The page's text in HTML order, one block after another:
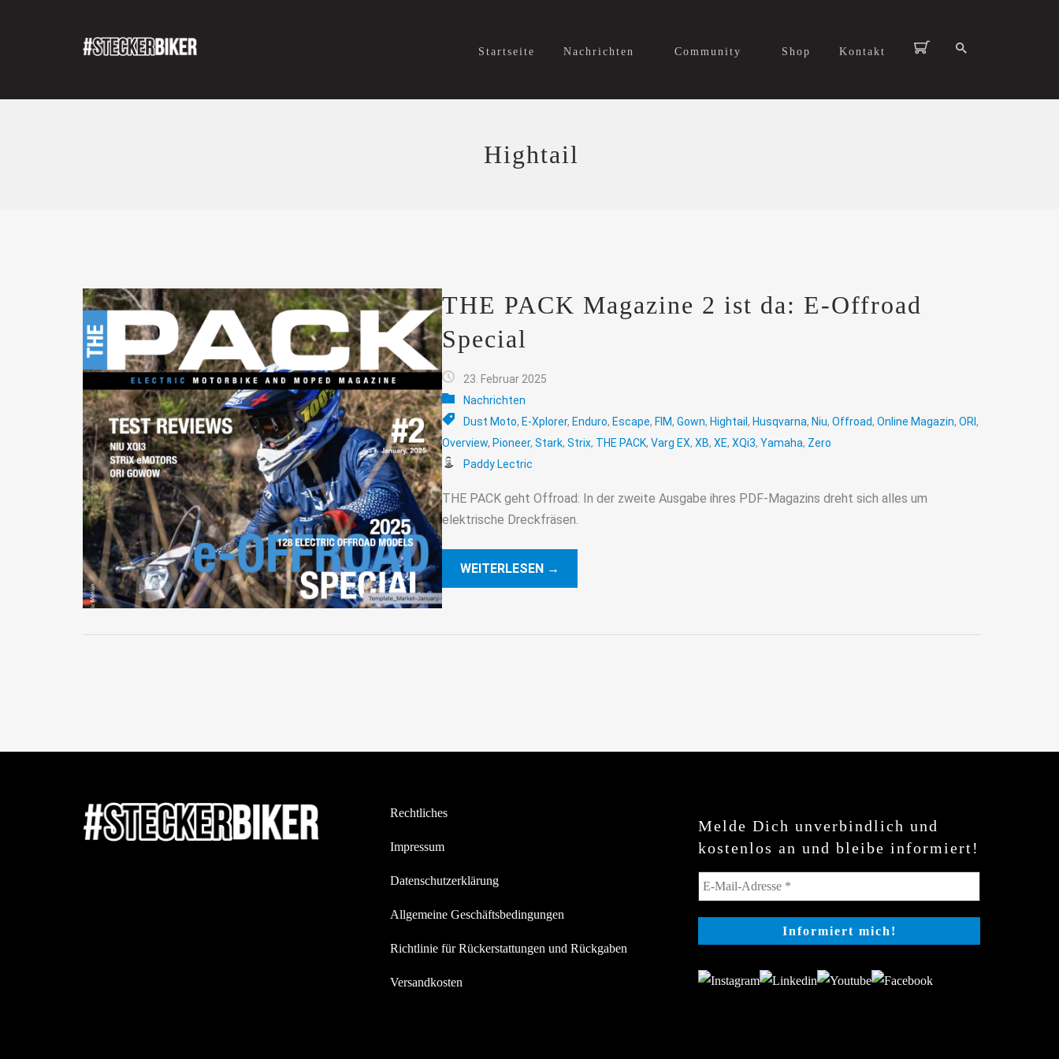
Startseite Nachrichten Community Shop Kontakt
Hightail
THE PACK Magazine 2 ist da: E-Offroad
Special
23. Februar 2025
Nachrichten
Dust Moto, E-Xplorer, Enduro, Escape, FIM, Gown, Hightail, Husqvarna, Niu, Offroad, Online Magazin, ORI,
Overview, Pioneer, Stark, Strix, THE PACK, Varg EX, XB, XE, XQi3, Yamaha, Zero
Paddy Lectric
THE PACK geht Offroad: In der zweite Ausgabe ihres PDF-Magazins dreht sich alles um
elektrische Dreckfräsen.
WEITERLESEN →
Rechtliches
Impressum
Datenschutzerklärung
Allgemeine Geschäftsbedingungen
Richtlinie für Rückerstattungen und Rückgaben
Versandkosten
Melde Dich unverbindlich und
kostenlos an und bleibe informiert!